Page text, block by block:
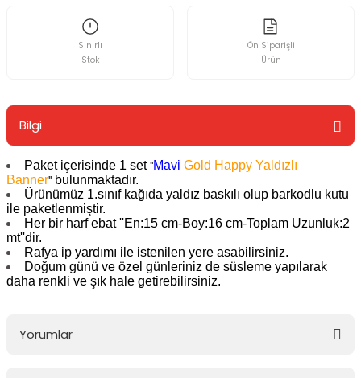
Sınırlı
Stok
Ön Siparişli
Ürün
Bilgi
Paket içerisinde 1 set ''Mavi Gold Happy Yaldızlı
Banner'' bulunmaktadır.
Ürünümüz 1.sınıf kağıda yaldız baskılı olup barkodlu kutu
ile paketlenmiştir.
Her bir harf ebat ''En:15 cm-Boy:16 cm-Toplam Uzunluk:2
mt''dir.
Rafya ip yardımı ile istenilen yere asabilirsiniz.
Doğum günü ve özel günleriniz de süsleme yapılarak
daha renkli ve şık hale getirebilirsiniz.
Yorumlar